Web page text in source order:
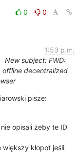
0
0
1:53 p.m.
New subject: FWD:
offline decentralized
pisze:
opisali żeby te ID
kłopot jeśli